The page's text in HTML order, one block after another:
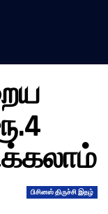
பிசினஸ் திருச்சி இதழ்